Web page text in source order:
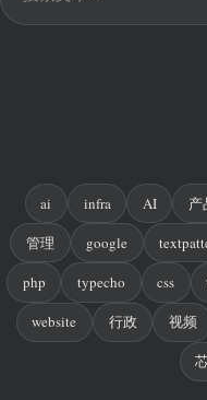
ai infra AI 产
管理 google
php typecho css
website 行政 视频